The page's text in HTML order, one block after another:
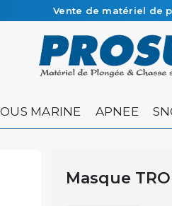
sous 48h à 72h en
MARINE APNEE
Masque